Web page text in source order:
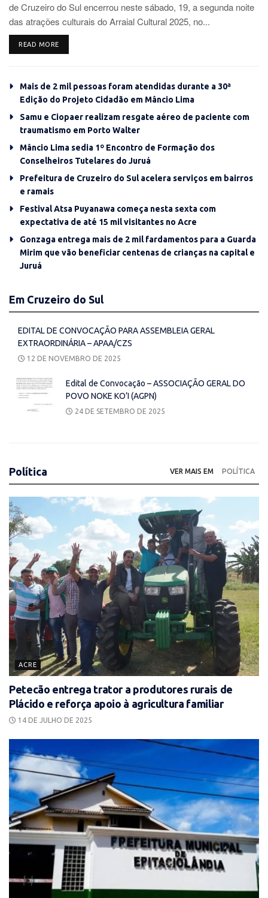
de Cruzeiro do Sul encerrou neste sábado, 19, a segunda noite
das atrações culturais do Arraial Cultural 2025, no...
READ MOREDETAILS
Mais de 2 mil pessoas foram atendidas durante a 30ª
Edição do Projeto Cidadão em Mâncio Lima
Samu e Ciopaer realizam resgate aéreo de paciente com
traumatismo em Porto Walter
Mâncio Lima sedia 1º Encontro de Formação dos
Conselheiros Tutelares do Juruá
Prefeitura de Cruzeiro do Sul acelera serviços em bairros
e ramais
Festival Atsa Puyanawa começa nesta sexta com
expectativa de até 15 mil visitantes no Acre
Gonzaga entrega mais de 2 mil fardamentos para a Guarda
Mirim que vão beneficiar centenas de crianças na capital e
Juruá
Em Cruzeiro do Sul
EDITAL DE CONVOCAÇÃO PARA ASSEMBLEIA GERAL
EXTRAORDINÁRIA – APAA/CZS
12 DE NOVEMBRO DE 2025
Edital de Convocação – ASSOCIAÇÃO GERAL DO
POVO NOKE KO’I (AGPN)
24 DE SETEMBRO DE 2025
Política VER MAIS EM POLÍTICA
ACRE
Petecão entrega trator a produtores rurais de
Plácido e reforça apoio à agricultura familiar
14 DE JULHO DE 2025